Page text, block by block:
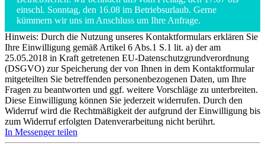
einschl. Sonntag, den 16.08 im Betriebsurlaub. Gerne
kümmern wir uns im Anschluss um Ihre Anfrage.
Hinweis: Durch die Nutzung unseres Kontaktformulars erklären Sie
Ihre Einwilligung gemäß Artikel 6 Abs.1 S.1 lit. a) der am
25.05.2018 in Kraft getretenen EU-Datenschutzgrundverordnung
(DSGVO) zur Speicherung der von Ihnen in dem Kontaktformular
mitgeteilten Sie betreffenden personenbezogenen Daten, um Ihre
Fragen zu beantworten und ggf. weitere Vorschläge zu unterbreiten.
Diese Einwilligung können Sie jederzeit widerrufen. Durch den
Widerruf wird die Rechtmäßigkeit der aufgrund der Einwilligung bis
zum Widerruf erfolgten Datenverarbeitung nicht berührt.
In Messenger teilen